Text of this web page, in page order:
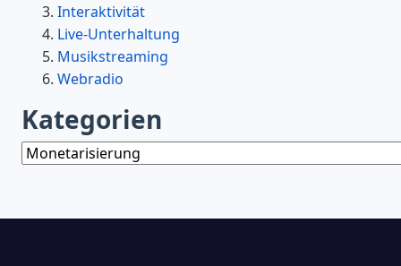
Interaktivität
Live-Unterhaltung
Musikstreaming
Webradio
Kategorien
Kategorien